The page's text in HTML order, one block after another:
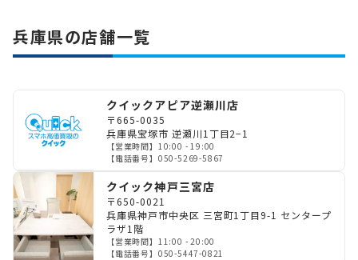
兵庫県の店舗一覧
クイックアピア逆瀬川店
〒665-0035
兵庫県宝塚市 逆瀬川1丁目2−1
【営業時間】 10:00 - 19:00
【電話番号】 050-5269-5867
クイック神戸三宮店
〒650-0021
兵庫県神戸市中央区 三宮町1丁目9-1 センタープ
ラザ1階
【営業時間】 11:00 - 20:00
【電話番号】 050-5447-0821